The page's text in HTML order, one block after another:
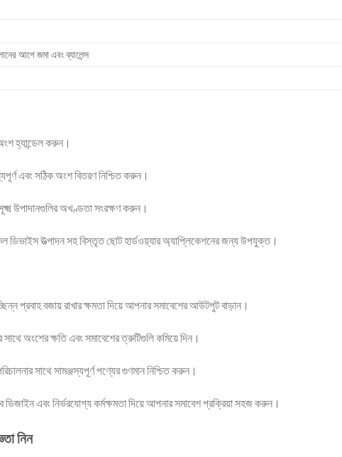
আগে জমা এবং ব্যালেন্স
হ্যান্ডেল করুন।
এবং সঠিক অংশ বিতরণ নিশ্চিত করুন।
উপাদানগুলির অখণ্ডতা সংরক্ষণ করুন।
ডিভাইস উত্পাদন সহ বিস্তৃত ছোট হার্ডওয়্যার অ্যাপ্লিকেশনের জন্য উপযুক্ত।
প্রবাহ বজায় রাখার ক্ষমতা দিয়ে আপনার সমাবেশের আউটপুট বাড়ান।
সাথে অংশের ক্ষতি এবং সমাবেশের ত্রুটিগুলি কমিয়ে দিন।
সাথে সামঞ্জস্যপূর্ণ পণ্যের গুণমান নিশ্চিত করুন।
ডিজাইন এবং নির্ভরযোগ্য কর্মক্ষমতা দিয়ে আপনার সমাবেশ প্রক্রিয়া সহজ করুন।
নিন